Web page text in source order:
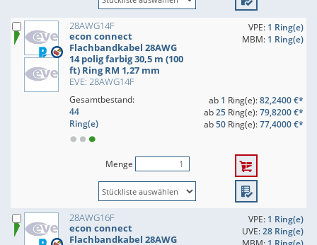
28AWG14F
econ connect
Flachbandkabel 28AWG
14 polig farbig 30,5 m (100
ft) Ring RM 1,27 mm
EVE: 28AWG14F
VPE: 1 Ring(e)
MBM: 1 Ring(e)
Gesamtbestand:
44
Ring(e)
ab 1 Ring(e):82,2400 €*
ab25Ring(e):79,8200 €*
ab50Ring(e):77,4000 €*
Menge
28AWG16F
econ connect
Flachbandkabel 28AWG
VPE: 1 Ring(e)
UVE:28 Ring(e)